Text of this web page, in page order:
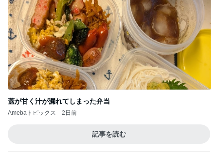
蓋が甘く汁が漏れてしまった弁当
Amebaトピックス 2日前
記事を読む